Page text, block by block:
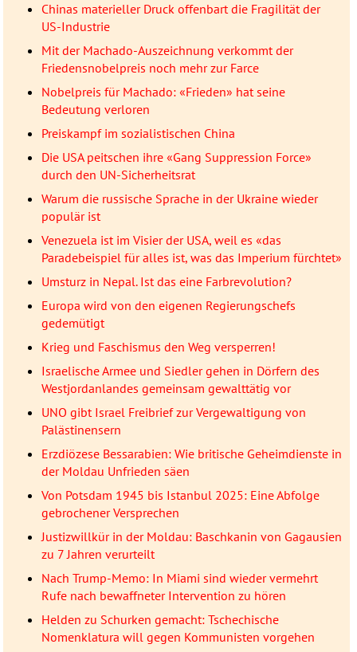
Chinas materieller Druck offenbart die Fragilität der
US-Industrie
Mit der Machado-Auszeichnung verkommt der
Friedensnobelpreis noch mehr zur Farce
Nobelpreis für Machado: «Frieden» hat seine
Bedeutung verloren
Preiskampf im sozialistischen China
Die USA peitschen ihre «Gang Suppression Force»
durch den UN-Sicherheitsrat
Warum die russische Sprache in der Ukraine wieder
populär ist
Venezuela ist im Visier der USA, weil es «das
Paradebeispiel für alles ist, was das Imperium fürchtet»
Umsturz in Nepal. Ist das eine Farbrevolution?
Europa wird von den eigenen Regierungschefs
gedemütigt
Krieg und Faschismus den Weg versperren!
Israelische Armee und Siedler gehen in Dörfern des
Westjordanlandes gemeinsam gewalttätig vor
UNO gibt Israel Freibrief zur Vergewaltigung von
Palästinensern
Erzdiözese Bessarabien: Wie britische Geheimdienste in
der Moldau Unfrieden säen
Von Potsdam 1945 bis Istanbul 2025: Eine Abfolge
gebrochener Versprechen
Justizwillkür in der Moldau: Baschkanin von Gagausien
zu 7 Jahren verurteilt
Nach Trump-Memo: In Miami sind wieder vermehrt
Rufe nach bewaffneter Intervention zu hören
Helden zu Schurken gemacht: Tschechische
Nomenklatura will gegen Kommunisten vorgehen